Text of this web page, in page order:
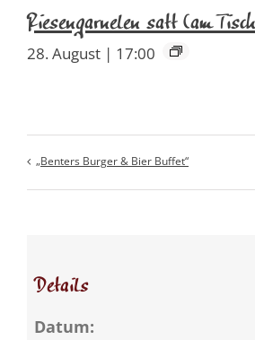
Riesengarnelen satt (am
28. August | 17:00
„Benters Burger & Bier Buffet“
Details
Datum: